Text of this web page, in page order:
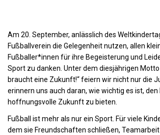
Am 20. September, anlässlich des
Fußballverein die Gelegenheit nutzen, allen
Fußballer*innen für ihre Begeisterung und
Sport zu danken. Unter dem diesjährigen Motto
braucht eine Zukunft!“ feiern wir nicht nur die
erinnern uns auch daran, wie wichtig es ist, den
hoffnungsvolle Zukunft zu bieten.
Fußball ist mehr als nur ein Sport. Für viele
dem sie Freundschaften schließen,